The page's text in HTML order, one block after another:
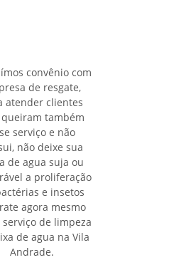
convênio com
de resgate,
atender clientes
também
serviço e não
não deixe sua
de agua suja ou
a proliferação
e insetos
agora mesmo
serviço de limpeza
de agua na Vila
Andrade.